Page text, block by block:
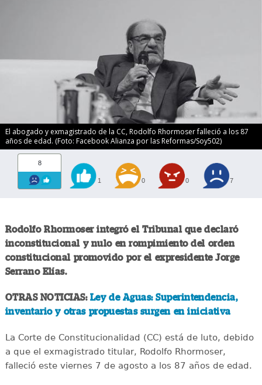
El abogado y exmagistrado de la CC, Rodolfo Rhormoser falleció a los 87
años de edad. (Foto: Facebook Alianza por las Reformas/Soy502)
8
1 0 0 7
Rodolfo Rhormoser integró el Tribunal que declaró
inconstitucional y nulo en rompimiento del orden
constitucional promovido por el expresidente Jorge
Serrano Elías.
OTRAS NOTICIAS: Ley de Aguas: Superintendencia,
inventario y otras propuestas surgen en iniciativa
La Corte de Constitucionalidad (CC) está de luto, debido
a que el exmagistrado titular, Rodolfo Rhormoser,
falleció este viernes 7 de agosto a los 87 años de edad.